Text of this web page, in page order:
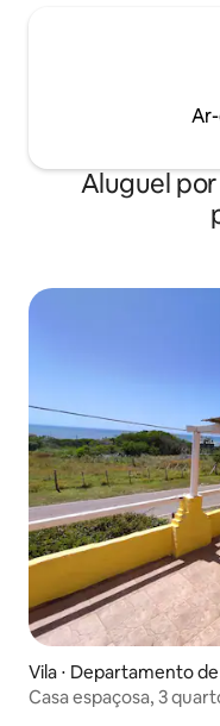
Aluguel
Vila ⋅ Departamento
Casa espaçosa, 3